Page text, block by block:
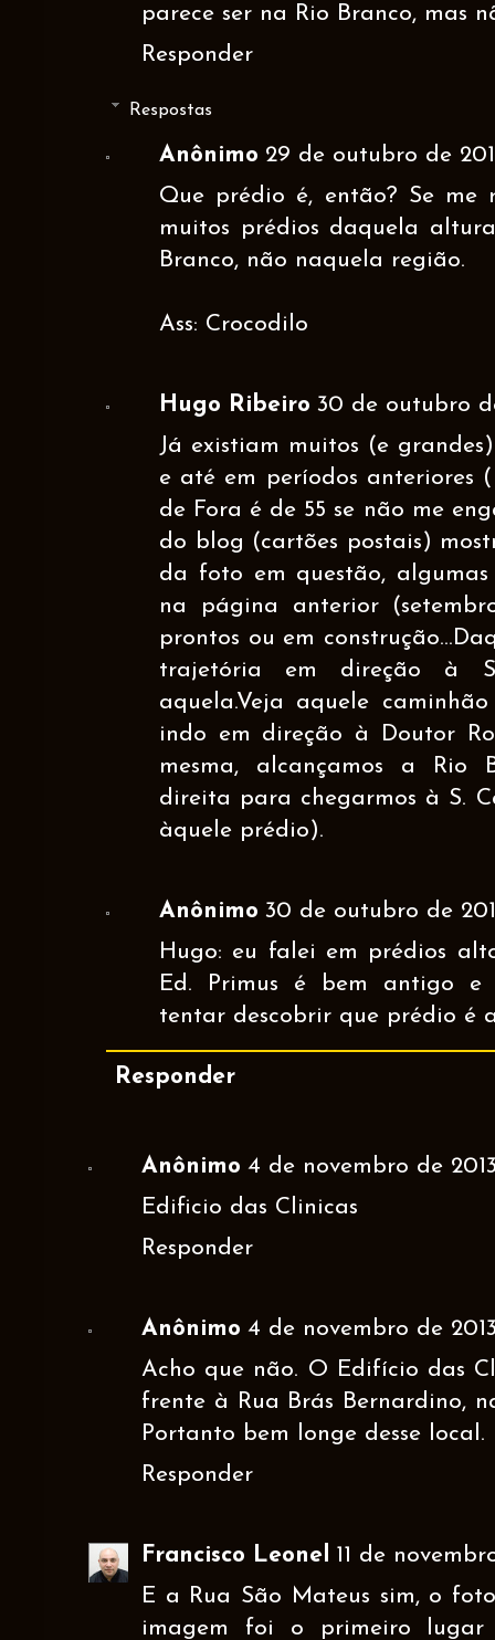
parece ser na Rio Branco, mas
Responder
Respostas
Anônimo 29 de outubro de
Que prédio é, então? Se me
muitos prédios daquela
Branco, não naquela região.
Ass: Crocodilo
Hugo Ribeiro 30 de outubro
Já existiam muitos (e
e até em períodos anteriores
de Fora é de 55 se não me
do blog (cartões postais)
da foto em questão,
na página anterior
prontos ou em
trajetória em direção à
aquela.Veja aquele
indo em direção à Doutor
mesma, alcançamos a Rio
direita para chegarmos à S.
àquele prédio).
Anônimo 30 de outubro de
Hugo: eu falei em prédios
Ed. Primus é bem antigo e
tentar descobrir que prédio é
Responder
Anônimo 4 de novembro de 2013
Edificio das Clinicas
Responder
Anônimo 4 de novembro de
Acho que não. O Edifício das
frente à Rua Brás Bernardino,
Portanto bem longe desse local.
Responder
Francisco Leonel
11 de
E a Rua São Mateus sim, o
imagem foi o primeiro